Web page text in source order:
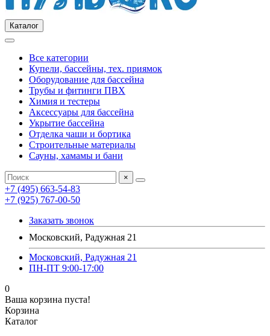
Каталог
Все категории
Купели, бассейны, тех. приямок
Оборудование для бассейна
Трубы и фитинги ПВХ
Химия и тестеры
Аксессуары для бассейна
Укрытие бассейна
Отделка чаши и бортика
Строительные материалы
Сауны, хамамы и бани
×
+7 (495) 663-54-83
+7 (925) 767-00-50
Заказать звонок
Московский, Радужная 21
Московский, Радужная 21
ПН-ПТ 9:00-17:00
0
Ваша корзина пуста!
Корзина
Каталог